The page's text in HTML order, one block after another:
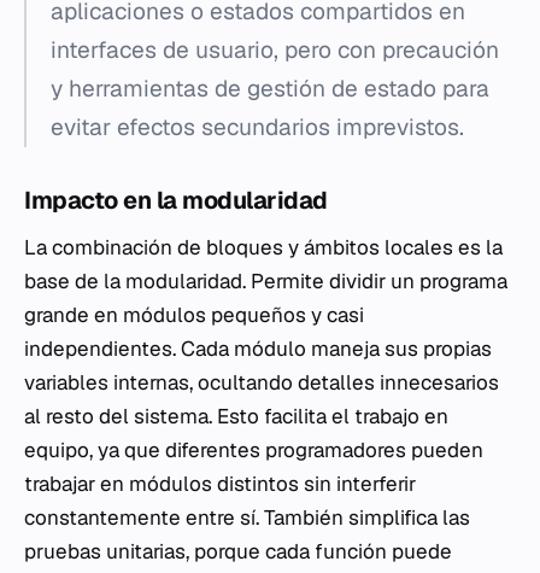
aplicaciones o estados compartidos en
interfaces de usuario, pero con precaución
y herramientas de gestión de estado para
evitar efectos secundarios imprevistos.
Impacto en la modularidad
La combinación de bloques y ámbitos locales es la
base de la modularidad. Permite dividir un programa
grande en módulos pequeños y casi
independientes. Cada módulo maneja sus propias
variables internas, ocultando detalles innecesarios
al resto del sistema. Esto facilita el trabajo en
equipo, ya que diferentes programadores pueden
trabajar en módulos distintos sin interferir
constantemente entre sí. También simplifica las
pruebas unitarias, porque cada función puede